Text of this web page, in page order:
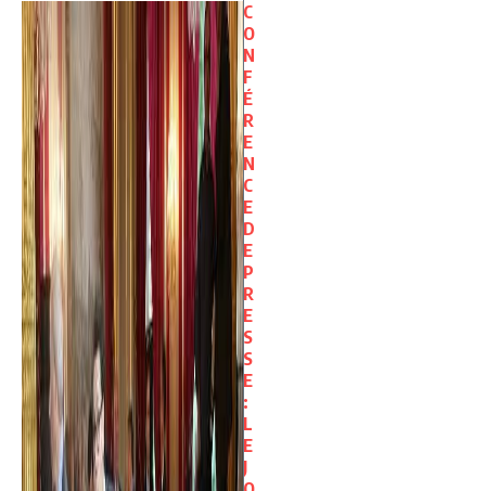
C
O
N
F
É
R
E
N
C
E
D
E
P
R
E
S
S
E
:
L
E
J